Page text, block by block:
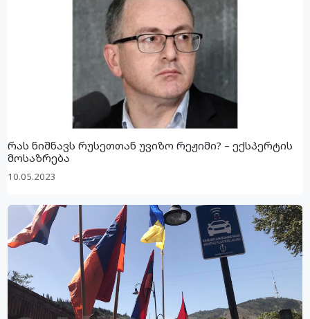
რას ნიშნავს რუსეთთან უვიზო რეჟიმი? – ექსპერტის
მოსაზრება
10.05.2023